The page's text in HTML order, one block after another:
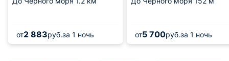
от2 883руб.за 1 ночь от5 700руб.за 1 ночь